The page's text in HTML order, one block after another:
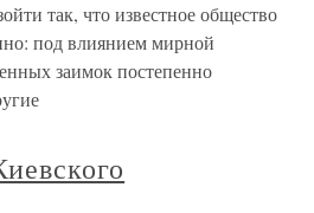
так, что известное общество
под влиянием мирной
заимок постепенно